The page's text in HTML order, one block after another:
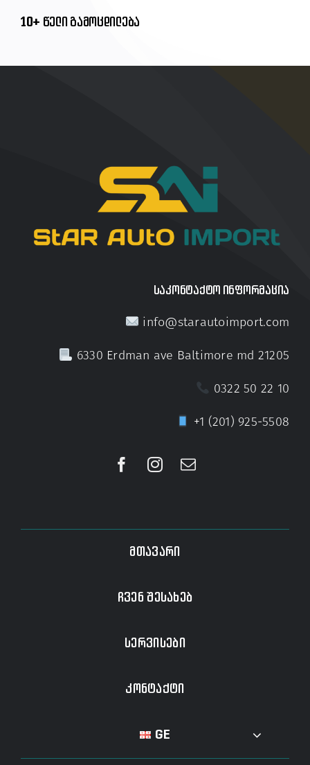
10+ წელი გამოცდილება
საკონტაქტო ინფორმაცია
info@starautoimport.com
6330 Erdman ave Baltimore md 21205
0322 50 22 10
+1 (201) 925-5508
მთავარი
ჩვენ შესახებ
სერვისები
კონტაქტი
GE